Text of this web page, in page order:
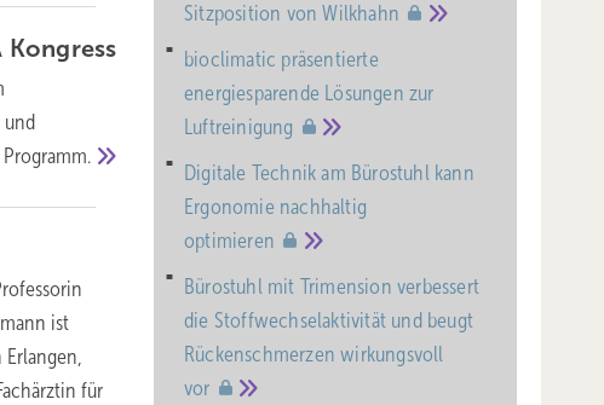
Kongress
und
Programm.
ist
für
Sitzposition vonWilkhahn
bioclimatic präsentierte
energiesparende Lösungen zur
Luftreinigung
Digitale Technik am Bürostuhl kann
Ergonomie nachhaltig
optimieren
Bürostuhl mit Trimension verbessert
die Stoffwechselaktivität und beugt
Rückenschmerzen wirkungsvoll
vor